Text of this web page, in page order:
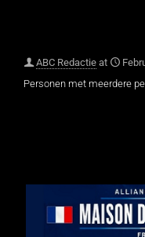
ABC Redactie at
Personen met meerdere